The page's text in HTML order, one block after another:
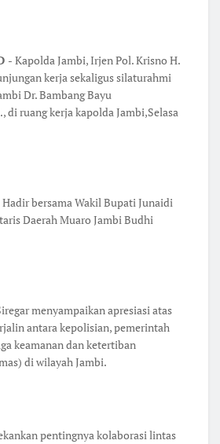
- Kapolda Jambi, Irjen Pol. Krisno H.
kerja sekaligus silaturahmi
Dr. Bambang Bayu
di ruang kerja kapolda Jambi,Selasa
bersama Wakil Bupati Junaidi
Daerah Muaro Jambi Budhi
menyampaikan apresiasi atas
antara kepolisian, pemerintah
keamanan dan ketertiban
di wilayah Jambi.
pentingnya kolaborasi lintas